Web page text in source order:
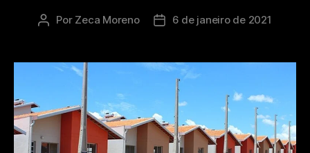
Por Zeca Moreno 6 de janeiro de 2021